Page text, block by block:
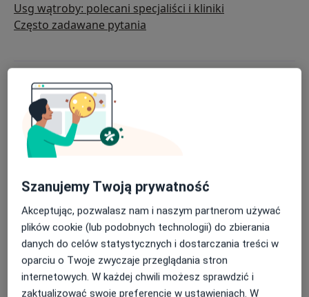
Usg wątroby: polecani specjaliści i kliniki
Często zadawane pytania
Szanujemy Twoją prywatność
Akceptując, pozwalasz nam i naszym partnerom używać
plików cookie (lub podobnych technologii) do zbierania
danych do celów statystycznych i dostarczania treści w
oparciu o Twoje zwyczaje przeglądania stron
internetowych. W każdej chwili możesz sprawdzić i
zaktualizować swoje preferencje w ustawieniach. W